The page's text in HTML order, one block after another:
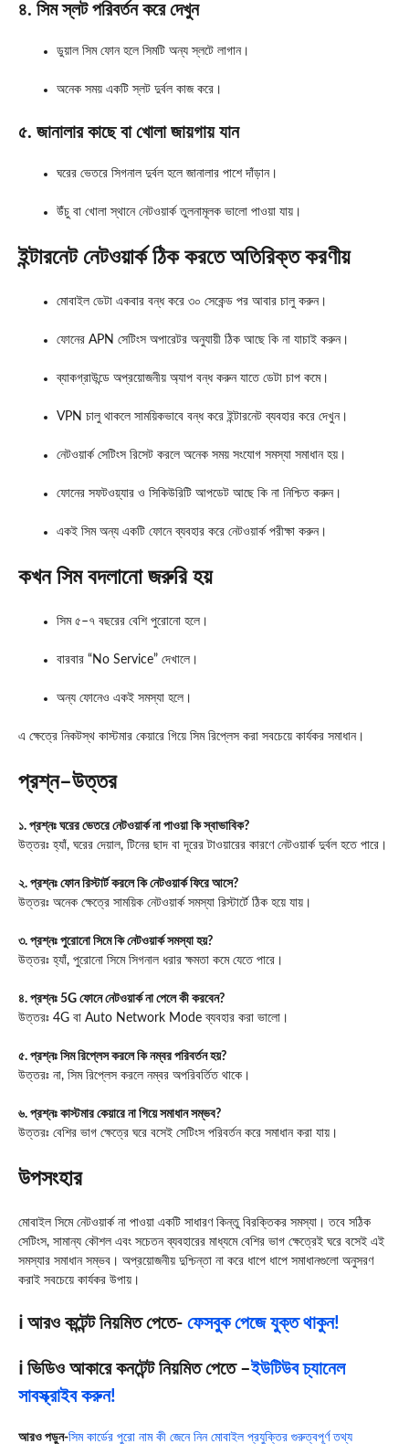
৪. সিম স্লট পরিবর্তন করে দেখুন
ডুয়াল সিম ফোন হলে সিমটি অন্য স্লটে লাগান।
অনেক সময় একটি স্লট দুর্বল কাজ করে।
৫. জানালার কাছে বা খোলা জায়গায় যান
ঘরের ভেতরে সিগনাল দুর্বল হলে জানালার পাশে দাঁড়ান।
উঁচু বা খোলা স্থানে নেটওয়ার্ক তুলনামূলক ভালো পাওয়া যায়।
ইন্টারনেট নেটওয়ার্ক ঠিক করতে অতিরিক্ত করণীয়
মোবাইল ডেটা একবার বন্ধ করে ৩০ সেকেন্ড পর আবার চালু করুন।
ফোনের APN সেটিংস অপারেটর অনুযায়ী ঠিক আছে কি না যাচাই করুন।
ব্যাকগ্রাউন্ডে অপ্রয়োজনীয় অ্যাপ বন্ধ করুন যাতে ডেটা চাপ কমে।
VPN চালু থাকলে সাময়িকভাবে বন্ধ করে ইন্টারনেট ব্যবহার করে দেখুন।
নেটওয়ার্ক সেটিংস রিসেট করলে অনেক সময় সংযোগ সমস্যা সমাধান হয়।
ফোনের সফটওয়্যার ও সিকিউরিটি আপডেট আছে কি না নিশ্চিত করুন।
একই সিম অন্য একটি ফোনে ব্যবহার করে নেটওয়ার্ক পরীক্ষা করুন।
কখন সিম বদলানো জরুরি হয়
সিম ৫–৭ বছরের বেশি পুরোনো হলে।
বারবার “No Service” দেখালে।
অন্য ফোনেও একই সমস্যা হলে।
এ ক্ষেত্রে নিকটস্থ কাস্টমার কেয়ারে গিয়ে সিম রিপ্লেস করা সবচেয়ে কার্যকর সমাধান।
প্রশ্ন–উত্তর
১. প্রশ্নঃ ঘরের ভেতরে নেটওয়ার্ক না পাওয়া কি স্বাভাবিক?
উত্তরঃ হ্যাঁ, ঘরের দেয়াল, টিনের ছাদ বা দূরের টাওয়ারের কারণে নেটওয়ার্ক দুর্বল হতে পারে।
২. প্রশ্নঃ ফোন রিস্টার্ট করলে কি নেটওয়ার্ক ফিরে আসে?
উত্তরঃ অনেক ক্ষেত্রে সাময়িক নেটওয়ার্ক সমস্যা রিস্টার্টে ঠিক হয়ে যায়।
৩. প্রশ্নঃ পুরোনো সিমে কি নেটওয়ার্ক সমস্যা হয়?
উত্তরঃ হ্যাঁ, পুরোনো সিমে সিগনাল ধরার ক্ষমতা কমে যেতে পারে।
৪. প্রশ্নঃ 5G ফোনে নেটওয়ার্ক না পেলে কী করবেন?
উত্তরঃ 4G বা Auto Network Mode ব্যবহার করা ভালো।
৫. প্রশ্নঃ সিম রিপ্লেস করলে কি নম্বর পরিবর্তন হয়?
উত্তরঃ না, সিম রিপ্লেস করলে নম্বর অপরিবর্তিত থাকে।
৬. প্রশ্নঃ কাস্টমার কেয়ারে না গিয়ে সমাধান সম্ভব?
উত্তরঃ বেশির ভাগ ক্ষেত্রে ঘরে বসেই সেটিংস পরিবর্তন করে সমাধান করা যায়।
উপসংহার
মোবাইল সিমে নেটওয়ার্ক না পাওয়া একটি সাধারণ কিন্তু বিরক্তিকর সমস্যা। তবে সঠিক
সেটিংস, সামান্য কৌশল এবং সচেতন ব্যবহারের মাধ্যমে বেশির ভাগ ক্ষেত্রেই ঘরে বসেই এই
সমস্যার সমাধান সম্ভব। অপ্রয়োজনীয় দুশ্চিন্তা না করে ধাপে ধাপে সমাধানগুলো অনুসরণ
করাই সবচেয়ে কার্যকর উপায়।
ℹ️ আরও কন্টেন্ট নিয়মিত পেতে- ফেসবুক পেজে যুক্ত থাকুন!
ℹ️ ভিডিও আকারে কনটেন্ট নিয়মিত পেতে –ইউটিউব চ্যানেল
সাবস্ক্রাইব করুন!
আরও পড়ুন-সিম কার্ডের পুরো নাম কী জেনে নিন মোবাইল প্রযুক্তির গুরুত্বপূর্ণ তথ্য